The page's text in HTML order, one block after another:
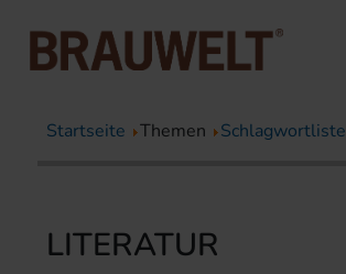
Startseite Themen Schlagwortliste
LITERATUR